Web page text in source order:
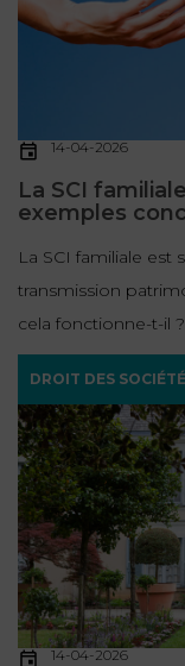
14-04-2026
La SCI
exemples
La SCI familiale
transmission
cela fonctionne-t-il
DROIT DES
14-04-2026